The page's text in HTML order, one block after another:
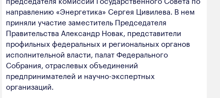
Лесная промышленность
Пищевая промышленность
направлению «Энергетика» Сергея Цивилева. В нем
приняли участие заместитель Председателя
Правительства Александр Новак, представители
профильных федеральных и региональных органов
исполнительной власти, палат Федерального
Собрания, отраслевых объединений
предпринимателей и научно­-экспертных
организаций.